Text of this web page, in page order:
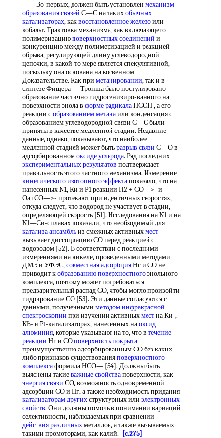
Во-первых, должен быть установлен механизм
образования связей С—С на такихобычных
катализаторах, каквосстановленное железоили
кобальт. Трактовка механизма, как включающего
полимеризациюповерхностных соединений и
конкуренцию между полимеризацией и реакцией
обрыва, регулирующей длину углеводородной
цепочки, в какой-то мере является спекулятивной,
поскольку она основана на косвенном
Доказательстве. Как при метанировании, так и в
синтезе Фищера — Тропша было постулировано
образование частично гидрогенизиро-ванного на
поверхности энола в форме радикалаНСОН , а его
реакции собразованием метанаили конденсация с
образованием углеводородной связи С—С были
приняты в качестве медленной стадии. Недавние
данные, однако, показывают, что наиболее
медленной стадией может бытьразрыв связи С—О в
адсорбированномоксиде углерода. Ряд последних
экспериментальных результатов подтверждает
правильность этого частного механизма. Измерение
кинетического изотопного эффектапоказало, что на
нанесенных N1, Ки и Р1 реакции Н2 + СО—>- и
Оа+СО—>- протекают при идентичных скоростях,
откуда следует, что водород не участвует в стадии,
определяющей скорость [51]. Исследования на N1 и на
N1—Си-сплавах показали, что необходимый для
катализа ансамбльиз смежных активныхмест
вызывает диссоциацию СО перед реакцией с
водородом [52]. В соответствии с последними
измерениями на никеле, проведенными методами
ДМЭ и УФЭС,совместная адсорбцияНг и СО не
приводит кобразованию поверхностногоэнольного
комплекса, поэтому может потребоваться
предварительный распад СО, чтобы могло произойти
гидрирование СО [53]. Эти данные согласуются с
данными, полученными методом инфракрасной
спектроскопии при изучении активныхместна Ки-,
КЬ- и Pt-катализаторах, нанесенных наоксид
алюминия, которые указывают на то, что в течение
реакции Нг и СОповерхность покрыта
преимущественно адсорбированным СО без каких-
либо признаков существованияповерхностного
комплексаформила НСО— [54]. Должны быть
выяснены такиеважные свойстваповерхности, как
энергия связи СО, возможность одновременной
адсорбции СО и Нг, а также необходимость придания
катализаторам другихструктурных или электронных
свойств. Они должны помочь в понимании вариаций
селективности, наблюдаемых при сравнении
действия различныхметаллов, а также вызываемых
такими промоторами, как калий.
[c.275]